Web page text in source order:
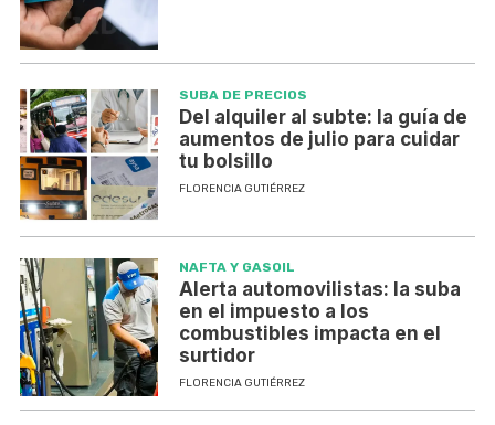
SUBA DE PRECIOS
Del alquiler al subte: la guía de
aumentos de julio para cuidar
tu bolsillo
FLORENCIA GUTIÉRREZ
NAFTA Y GASOIL
Alerta automovilistas: la suba
en el impuesto a los
combustibles impacta en el
surtidor
FLORENCIA GUTIÉRREZ